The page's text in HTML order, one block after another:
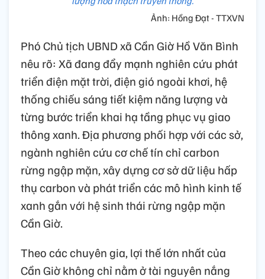
Ảnh: Hồng Đạt - TTXVN
Phó Chủ tịch UBND xã Cần Giờ Hồ Văn Bình
nêu rõ: Xã đang đẩy mạnh nghiên cứu phát
triển điện mặt trời, điện gió ngoài khơi, hệ
thống chiếu sáng tiết kiệm năng lượng và
từng bước triển khai hạ tầng phục vụ giao
thông xanh. Địa phương phối hợp với các sở,
ngành nghiên cứu cơ chế tín chỉ carbon
rừng ngập mặn, xây dựng cơ sở dữ liệu hấp
thụ carbon và phát triển các mô hình kinh tế
xanh gắn với hệ sinh thái rừng ngập mặn
Cần Giờ.
Theo các chuyên gia, lợi thế lớn nhất của
Cần Giờ không chỉ nằm ở tài nguyên nắng